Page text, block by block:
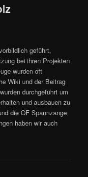
geführt,
bei ihren Projekten
wurden oft
Wiki und der Beitrag
durchgeführt um
und ausbauen zu
die OF Spannzange
haben wir auch